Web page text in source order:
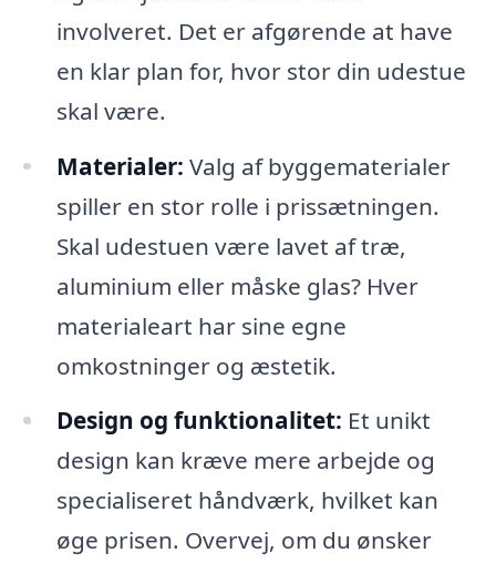
involveret. Det er afgørende at have
en klar plan for, hvor stor din udestue
skal være.
Materialer: Valg af byggematerialer
spiller en stor rolle i prissætningen.
Skal udestuen være lavet af træ,
aluminium eller måske glas? Hver
materialeart har sine egne
omkostninger og æstetik.
Design og funktionalitet: Et unikt
design kan kræve mere arbejde og
specialiseret håndværk, hvilket kan
øge prisen. Overvej, om du ønsker